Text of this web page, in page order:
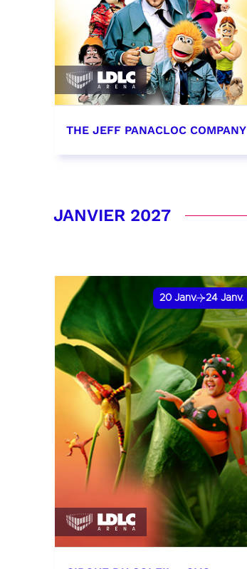
THE JEFF PANACLOC COMPANY
JANVIER 2027
20 Janv. 24 Janv.